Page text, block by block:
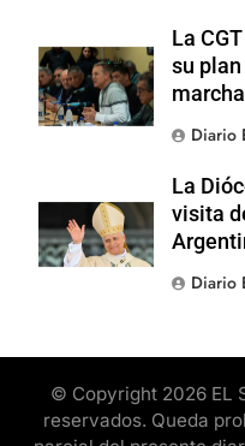
La
su
Diario
La
visita
Diario
© Copyright 2026 EL
reservados. Queda